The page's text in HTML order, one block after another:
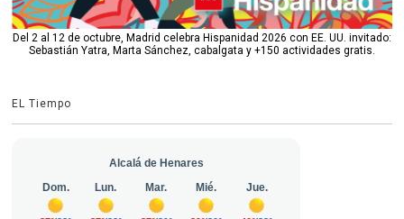
Del 2 al 12 de octubre, Madrid celebra Hispanidad 2026 con EE. UU. invitado:
Sebastián Yatra, Marta Sánchez, cabalgata y +150 actividades gratis.
EL Tiempo